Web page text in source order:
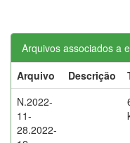
Arquivos associados a
Arquivo
Descrição
N.2022-
11-
28.2022-